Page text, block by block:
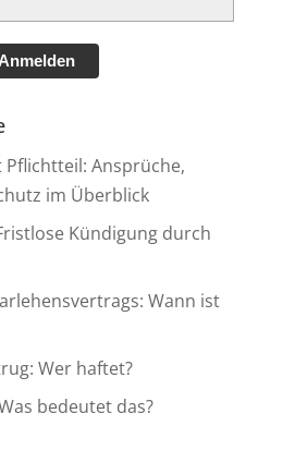
Ansprüche,
im Überblick
Kündigung durch
Wann ist
Wer haftet?
bedeutet das?